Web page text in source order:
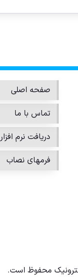
صفحه اصلی
تماس با ما
دریافت نرم افزار
فرمهای نصاب
محفوظ است.